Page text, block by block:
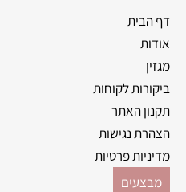
o
k
r
a
m
דף הבית
אודות
מגזין
ביקורות לקוחות
תקנון האתר
הצהרת נגישות
מדיניות פרטיות
מבצעים